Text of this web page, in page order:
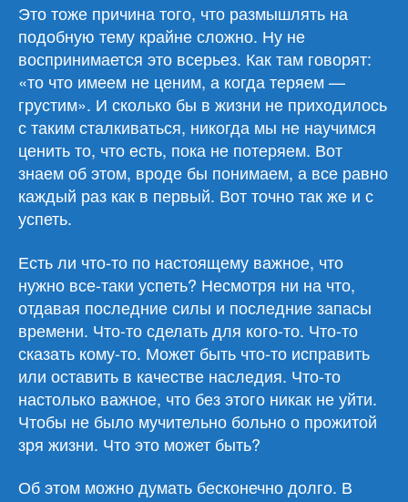
Это тоже причина того, что размышлять на
подобную тему крайне сложно. Ну не
воспринимается это всерьез. Как там говорят:
«то что имеем не ценим, а когда теряем —
грустим». И сколько бы в жизни не приходилось
с таким сталкиваться, никогда мы не научимся
ценить то, что есть, пока не потеряем. Вот
знаем об этом, вроде бы понимаем, а все равно
каждый раз как в первый. Вот точно так же и с
успеть.
Есть ли что-то по настоящему важное, что
нужно все-таки успеть? Несмотря ни на что,
отдавая последние силы и последние запасы
времени. Что-то сделать для кого-то. Что-то
сказать кому-то. Может быть что-то исправить
или оставить в качестве наследия. Что-то
настолько важное, что без этого никак не уйти.
Чтобы не было мучительно больно о прожитой
зря жизни. Что это может быть?
Об этом можно думать бесконечно долго. В